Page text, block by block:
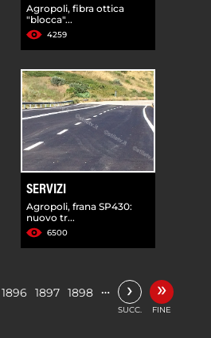
Agropoli, fibra ottica
"blocca"...
4259
SERVIZI
Agropoli, frana SP430:
nuovo tr...
6500
1896 1897 1898 … ›
SUCC.
»
FINE